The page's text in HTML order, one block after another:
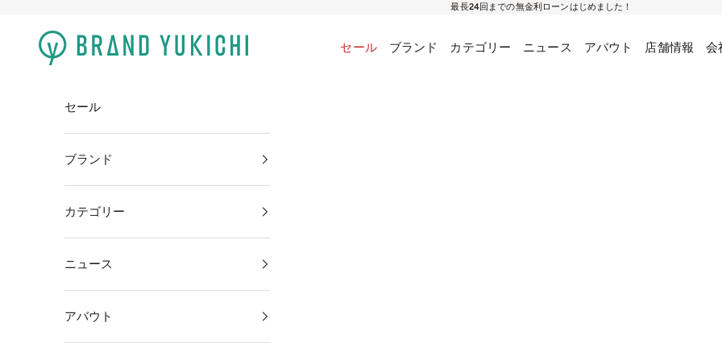
最長24回までの無金利ローンはじめました！
brand-yukichi
セール ブランド カテゴリー ニュース アバウト 店舗情報 会
セール
ブランド
カテゴリー
ニュース
アバウト